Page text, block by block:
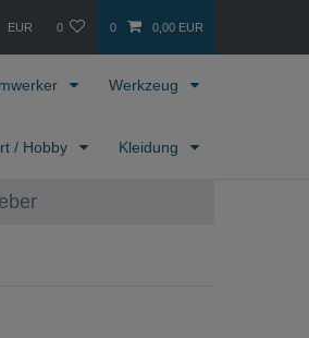
EUR 0 0 0,00 EUR
Werkzeug
/ Hobby Kleidung